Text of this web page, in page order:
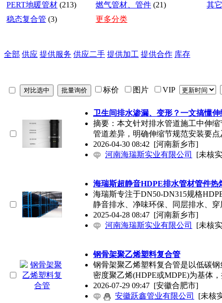
PERT地暖管材 (213) 燃气管材、管件 (21)
其它
稳态复合管 (3) 更多分类
全部 供应 提供服务 供应二手 提供加工 提供合作 库存
标价 图片 VIP
卫生间排水渗漏、变形？一文搞懂
摘要：本文针对排水管道施工中伸
管道差异，明确伸缩节规范安装要点
2026-04-30 08:42 [河南新乡市]
河南海瑞斯实业有限公司
[未核
海瑞斯超静音HDPE排水管材管件热
海瑞斯专注于DN50-DN315规格
静音排水、净味环保、同层排水、
2025-04-28 08:47 [河南新乡市]
河南海瑞斯实业有限公司
[未核
钢骨架聚乙烯塑料复合管
钢骨架聚乙烯塑料复合管是以低碳
密度聚乙烯(HDPE或MDPE)为基体
2026-07-29 09:47 [安徽合肥市]
安徽跃鑫管业有限公司
[未核